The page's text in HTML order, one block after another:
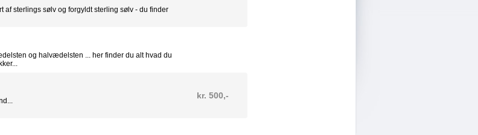
af sterlings sølv og forgyldt sterling sølv - du finder
og halvædelsten ... her finder du alt hvad du
kr. 500,-